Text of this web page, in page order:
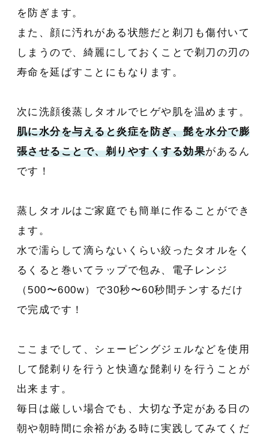
を防ぎます。
また、顔に汚れがある状態だと剃刀も傷付いて
しまうので、綺麗にしておくことで剃刀の刃の
寿命を延ばすことにもなります。
次に洗顔後蒸しタオルでヒゲや肌を温めます。
肌に水分を与えると炎症を防ぎ、髭を水分で膨
張させることで、剃りやすくする効果があるん
です！
蒸しタオルはご家庭でも簡単に作ることができ
ます。
水で濡らして滴らないくらい絞ったタオルをく
るくると巻いてラップで包み、電子レンジ
（500〜600w）で30秒〜60秒間チンするだけ
で完成です！
ここまでして、シェービングジェルなどを使用
して髭剃りを行うと快適な髭剃りを行うことが
出来ます。
毎日は厳しい場合でも、大切な予定がある日の
朝や朝時間に余裕がある時に実践してみてくだ